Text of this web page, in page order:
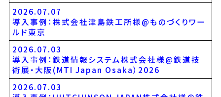
2026.07.07
導入事例：株式会社津島鉄工所様@ものづくりワー
ルド東京
2026.07.03
導入事例：鉄道情報システム株式会社様@鉄道技
術展・大阪(MTI Japan Osaka）2026
2026.07.03